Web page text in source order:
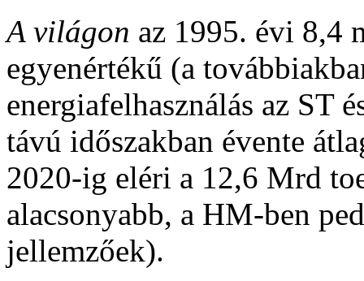
A világon az 1995. évi 8,4
egyenértékű (a
energiafelhasználás az ST
távú időszakban évente
2020-ig eléri a 12,6 Mrd
alacsonyabb, a HM-ben
jellemzőek).